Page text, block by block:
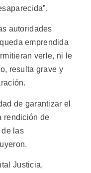
autoridades
emprendida
verle, ni le
resulta grave y
de garantizar el
rendición de
de las
Justicia,